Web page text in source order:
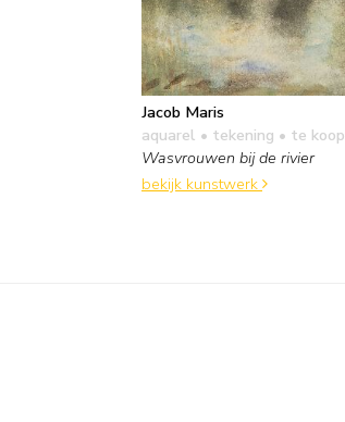
Jacob Maris
aquarel • tekening • te koop
Wasvrouwen bij de rivier
bekijk kunstwerk